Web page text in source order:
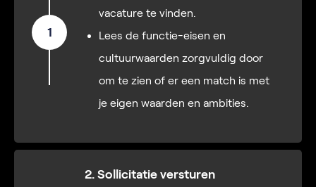
1
vacature te vinden.
Lees de functie-eisen en
cultuurwaarden zorgvuldig door
om te zien of er een match is met
je eigen waarden en ambities.
2. Sollicitatie versturen